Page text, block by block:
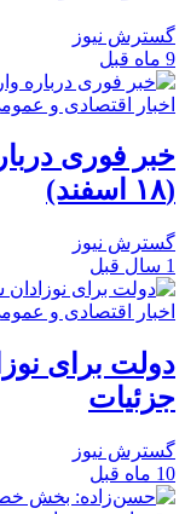
گسترش نیوز
9 ماه قبل
اخبار اقتصادی و
خبر فوری
(۱۸ اسفند)
گسترش نیوز
1 سال قبل
اخبار اقتصادی و
دولت برای
جزئیات
گسترش نیوز
10 ماه قبل